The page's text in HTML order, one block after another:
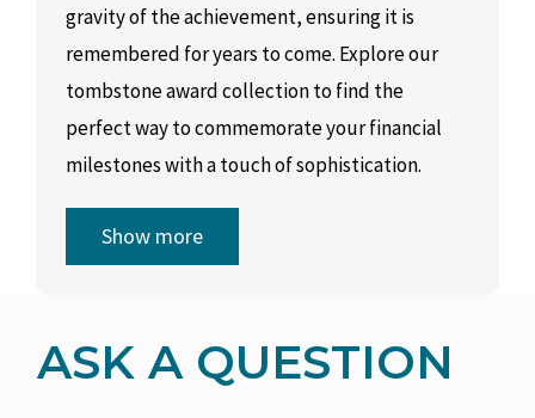
gravity of the achievement, ensuring it is
remembered for years to come. Explore our
tombstone award collection to find the
perfect way to commemorate your financial
milestones with a touch of sophistication.
Show more
ASK A QUESTION